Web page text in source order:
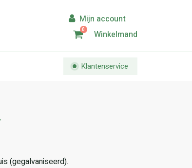
0 Winkelmand
Klantenservice
(gegalvaniseerd).